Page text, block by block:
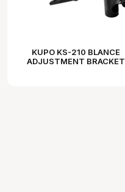
KUPO KS-210 BLANCE
ADJUSTMENT BRACKET